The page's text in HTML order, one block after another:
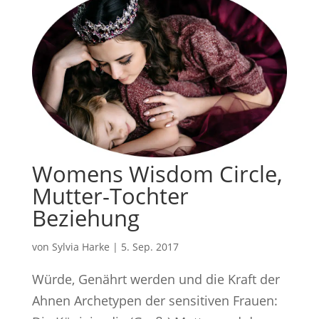
Womens Wisdom Circle,
Mutter-Tochter
Beziehung
von Sylvia Harke | 5. Sep. 2017
Würde, Genährt werden und die Kraft der
Ahnen Archetypen der sensitiven Frauen: